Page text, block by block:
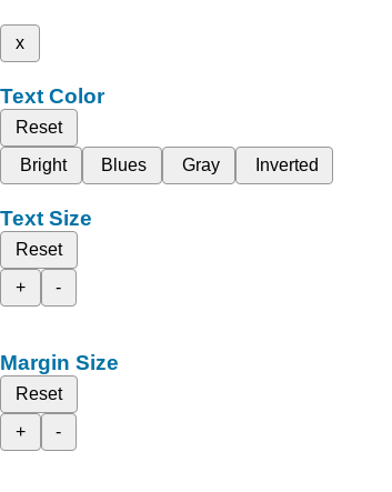
x
Text Color
Reset
Bright
Blues Gray Inverted
Text Size
Reset
+
-
Margin Size
Reset
+
-